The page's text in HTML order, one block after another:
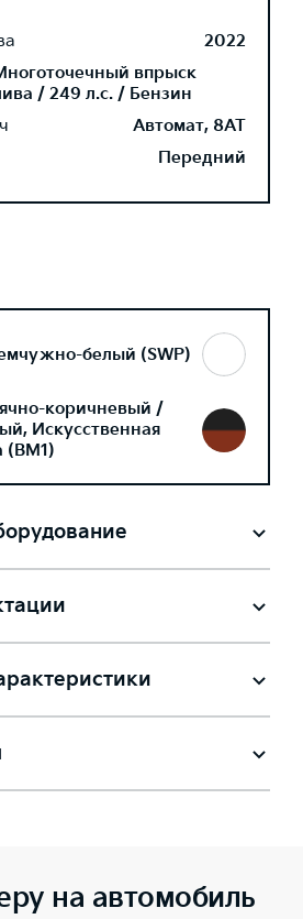
2022
впрыск
/ 249 л.с. / Бензин
Автомат, 8AT
Передний
белый (SWP)
коричневый /
Искусственная
на автомобиль